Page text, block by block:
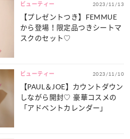
ビューティー 2023/11/13
【プレゼントつき】FEMMUE
から登場！限定品つきシートマ
スクのセット♡
ビューティー 2023/11/10
【PAUL＆JOE】カウントダウン
しながら開封♡ 豪華コスメの
「アドベントカレンダー」